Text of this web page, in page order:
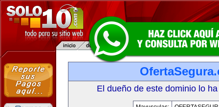
El dueño de este dominio lo